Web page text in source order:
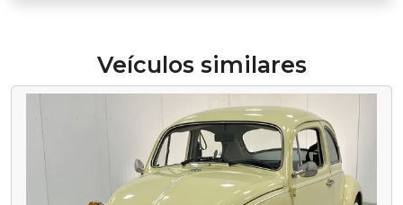
Veículos similares